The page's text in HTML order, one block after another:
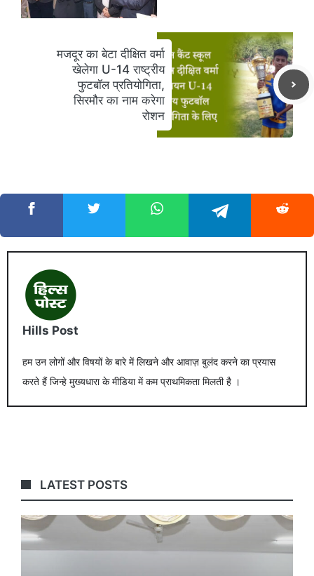
मजदूर का बेटा दीक्षित वर्मा
खेलेगा U-14 राष्ट्रीय
फुटबॉल प्रतियोगिता,
सिरमौर का नाम करेगा
रोशन
Hills Post
हम उन लोगों और विषयों के बारे में लिखने और आवाज़ बुलंद करने का प्रयास
करते हैं जिन्हे मुख्यधारा के मीडिया में कम प्राथमिकता मिलती है ।
LATEST POSTS